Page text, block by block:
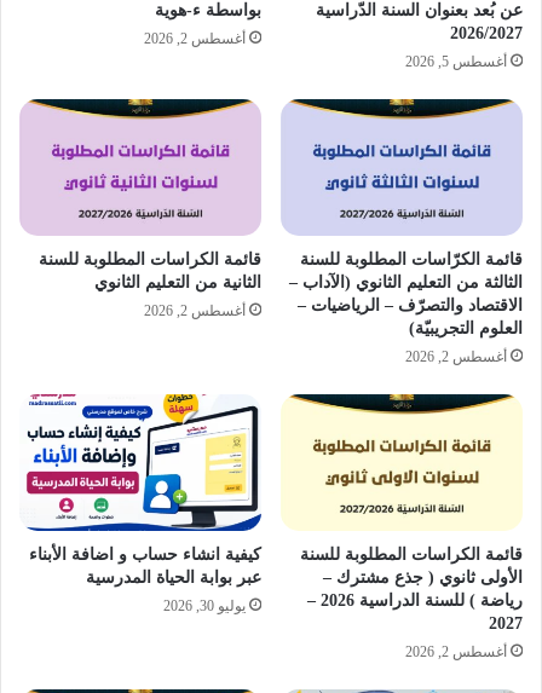
عن بُعد بعنوان السنة الدّراسية
2026/2027
أغسطس 5, 2026
بواسطة ء-هوية
أغسطس 2, 2026
قائمة الكرّاسات المطلوبة للسنة
الثالثة من التعليم الثانوي (الآداب –
الاقتصاد والتصرّف – الرياضيات –
العلوم التجريبيّة)
أغسطس 2, 2026
قائمة الكراسات المطلوبة للسنة
الثانية من التعليم الثانوي
أغسطس 2, 2026
قائمة الكراسات المطلوبة للسنة
الأولى ثانوي ( جذع مشترك –
رياضة ) للسنة الدراسية 2026 –
2027
أغسطس 2, 2026
كيفية انشاء حساب و اضافة الأبناء
عبر بوابة الحياة المدرسية
يوليو 30, 2026